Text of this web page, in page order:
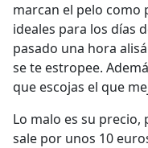
marcan el pelo como
ideales para los días
pasado una hora
se te estropee.
que escojas el que
Lo malo es su precio,
sale por unos 10